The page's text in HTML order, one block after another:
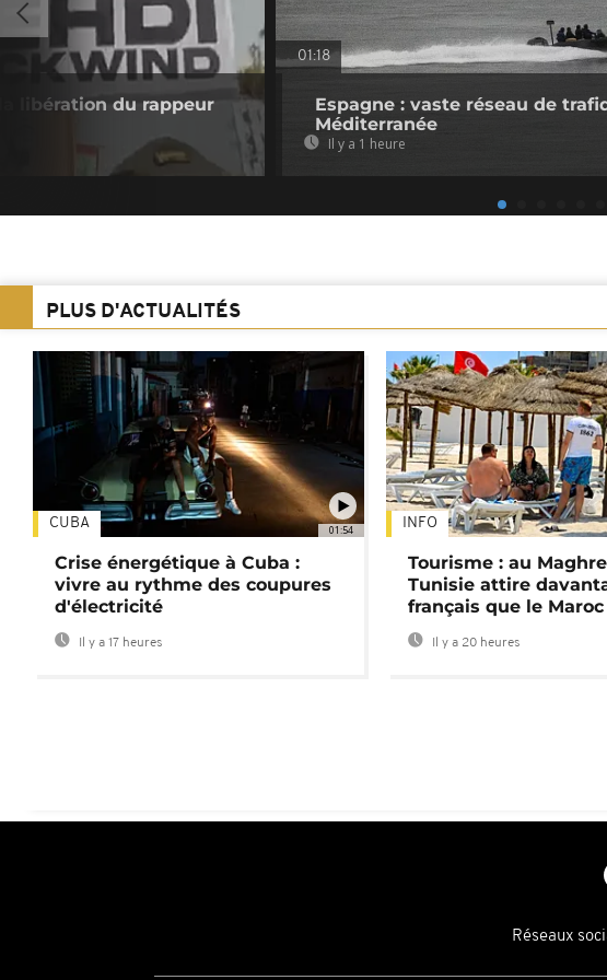
libération du rappeur
01:18
Espagne : vaste réseau de
Méditerranée
Il y a 1 heure
PLUS D'ACTUALITÉS
01:54
CUBA
Crise énergétique à Cuba :
vivre au rythme des coupures
d'électricité
Il y a 17 heures
INFO
Tourisme : au
Tunisie attire
français que le Maroc
Il y a 20 heures
Réseaux